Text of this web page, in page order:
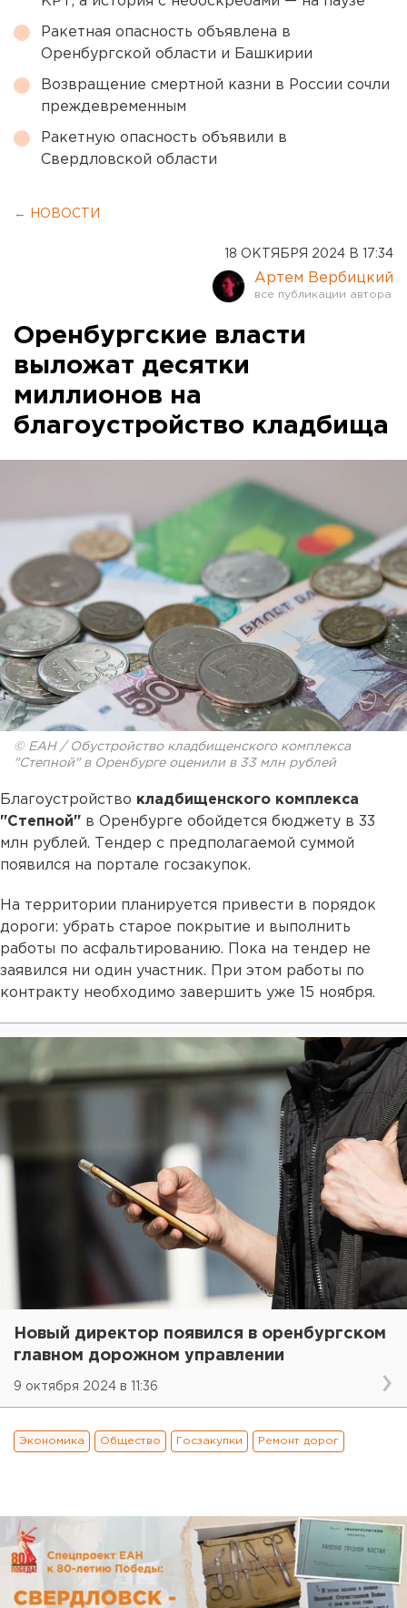
Ракетная опасность объявлена в
Оренбургской области и Башкирии
Возвращение смертной казни в России сочли
преждевременным
Ракетную опасность объявили в
Свердловской области
← НОВОСТИ
18 ОКТЯБРЯ 2024 В 17:34
Артем Вербицкий
Оренбургские власти
выложат десятки
миллионов на
благоустройство кладбища
© ЕАН / Обустройство кладбищенского комплекса
"Степной" в Оренбурге оценили в 33 млн рублей
Благоустройство кладбищенского комплекса
"Степной" в Оренбурге обойдется бюджету в 33
млн рублей. Тендер с предполагаемой суммой
появился на портале госзакупок.
На территории планируется привести в порядок
дороги: убрать старое покрытие и выполнить
работы по асфальтированию. Пока на тендер не
заявился ни один участник. При этом работы по
контракту необходимо завершить уже 15 ноября.
Новый директор появился в оренбургском
главном дорожном управлении
9 октября 2024 в 11:36
Экономика Общество Госзакупки Ремонт дорог